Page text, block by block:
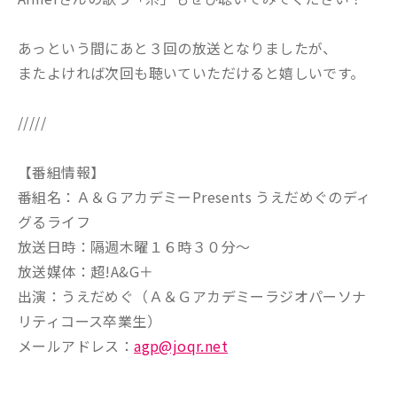
あっという間にあと３回の放送となりましたが、
またよければ次回も聴いていただけると嬉しいです。
/////
【番組情報】
番組名：Ａ＆ＧアカデミーPresents うえだめぐのディ
グるライフ
放送日時：隔週木曜１６時３０分～
放送媒体：超!A&G＋
出演：うえだめぐ（Ａ＆Ｇアカデミーラジオパーソナ
リティコース卒業生）
メールアドレス：agp@joqr.net